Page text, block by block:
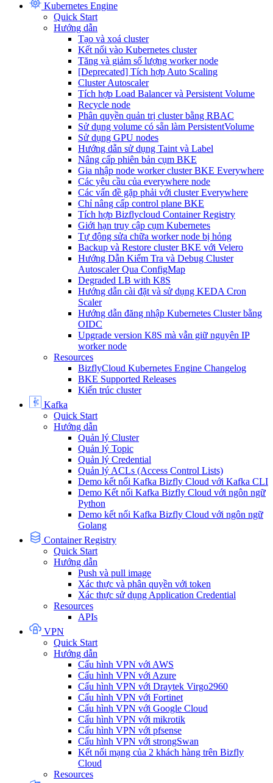
Kubernetes Engine
Quick Start
Hướng dẫn
Tạo và xoá cluster
Kết nối vào Kubernetes cluster
Tăng và giảm số lượng worker node
[Deprecated] Tích hợp Auto Scaling
Cluster Autoscaler
Tích hợp Load Balancer và Persistent Volume
Recycle node
Phân quyền quản trị cluster bằng RBAC
Sử dụng volume có sẵn làm PersistentVolume
Sử dụng GPU nodes
Hướng dẫn sử dụng Taint và Label
Nâng cấp phiên bản cụm BKE
Gia nhập node worker cluster BKE Everywhere
Các yêu cầu của everywhere node
Các vấn đề gặp phải với cluster Everywhere
Chỉ nâng cấp control plane BKE
Tích hợp Bizflycloud Container Registry
Giới hạn truy cập cụm Kubernetes
Tự động sửa chữa worker node bị hỏng
Backup và Restore cluster BKE với Velero
Hướng Dẫn Kiểm Tra và Debug Cluster
Autoscaler Qua ConfigMap
Degraded LB with K8S
Hướng dẫn cài đặt và sử dụng KEDA Cron
Scaler
Hướng dẫn đăng nhập Kubernetes Cluster bằng
OIDC
Upgrade version K8S mà vẫn giữ nguyên IP
worker node
Resources
BizflyCloud Kubernetes Engine Changelog
BKE Supported Releases
Kiến trúc cluster
Kafka
Quick Start
Hướng dẫn
Quản lý Cluster
Quản lý Topic
Quản lý Credential
Quản lý ACLs (Access Control Lists)
Demo kết nối Kafka Bizfly Cloud với Kafka CLI
Demo Kết nối Kafka Bizfly Cloud với ngôn ngữ
Python
Demo kết nối Kafka Bizfly Cloud với ngôn ngữ
Golang
Container Registry
Quick Start
Hướng dẫn
Push và pull image
Xác thực và phân quyền với token
Xác thực sử dụng Application Credential
Resources
APIs
VPN
Quick Start
Hướng dẫn
Cấu hình VPN với AWS
Cấu hình VPN với Azure
Cấu hình VPN với Draytek Virgo2960
Cấu hình VPN với Fortinet
Cấu hình VPN với Google Cloud
Cấu hình VPN với mikrotik
Cấu hình VPN với pfsense
Cấu hình VPN với strongSwan
Kết nối mạng của 2 khách hàng trên Bizfly
Cloud
Resources